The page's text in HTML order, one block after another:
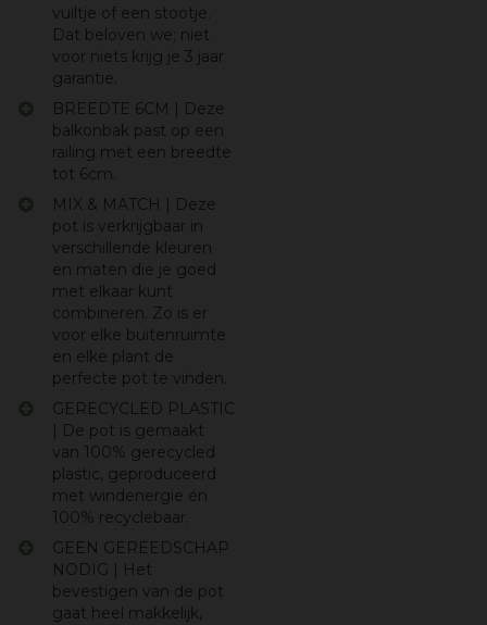
vuiltje of een stootje.
Dat beloven we; niet
voor niets krijg je 3 jaar
garantie.
BREEDTE 6CM | Deze
balkonbak past op een
railing met een breedte
tot 6cm.
MIX & MATCH | Deze
pot is verkrijgbaar in
verschillende kleuren
en maten die je goed
met elkaar kunt
combineren. Zo is er
voor elke buitenruimte
en elke plant de
perfecte pot te vinden.
GERECYCLED PLASTIC
| De pot is gemaakt
van 100% gerecycled
plastic, geproduceerd
met windenergie én
100% recyclebaar.
GEEN GEREEDSCHAP
NODIG | Het
bevestigen van de pot
gaat heel makkelijk,